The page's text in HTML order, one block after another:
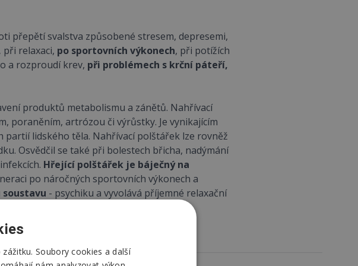
přepětí svalstva způsobené stresem, depresemi,
při relaxaci, po sportovních výkonech, při potížích
a rozproudí krev, při problémech s krční páteří,
produktů metabolismu a zánětů. Nahřívací
poraněním, artrózou či výrůstky. Je vynikajícím
partií lidského těla. Nahřívací polštářek lze rovněž
Osvědčil se také při bolestech břicha, nadýmání
Hřející polštářek je báječný na
po náročných sportovních výkonech a
soustavu - psychiku a vyvolává příjemné relaxační
Soubory cookies a další